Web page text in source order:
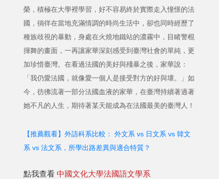
榮，積極在大學裡學習，好不容易終於實際走入憧憬的法
國，徜徉在當地充滿情調的時尚生活中，卻也同時經歷了
種族歧視的暴動，身處在火燒地鐵站的濃霧中，目睹警棍
揮舞的畫面，一再讓家華深刻感受到臺灣社會的單純，更
加珍惜臺灣。在看過法國的美好與殘暴之後，家華說：
「我仍愛法國，就像愛一個人是接受對方的好與壞。」如
今，彷彿流著一部分法國血液的家華，在臺灣持續著過著
她不凡的人生，期待著某天能成為在法國最美的臺灣人！
【推薦觀看】外語科系比較： 外文系 vs 日文系 vs 韓文
系 vs 法文系，所學出路差異與適合特質？
點我查看 中國文化大學法國語文學系